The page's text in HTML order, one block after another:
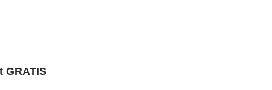
GRATIS